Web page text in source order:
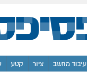
עיבוד מחשב ציור קטע